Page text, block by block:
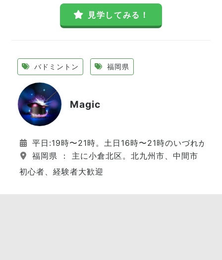
見学してみる！
バドミントン 福岡県
Magic
平日:19時〜21時。土日16時〜21時のいづれか2
福岡県 ： 主に小倉北区。北九州市、中間市
初心者、経験者大歓迎